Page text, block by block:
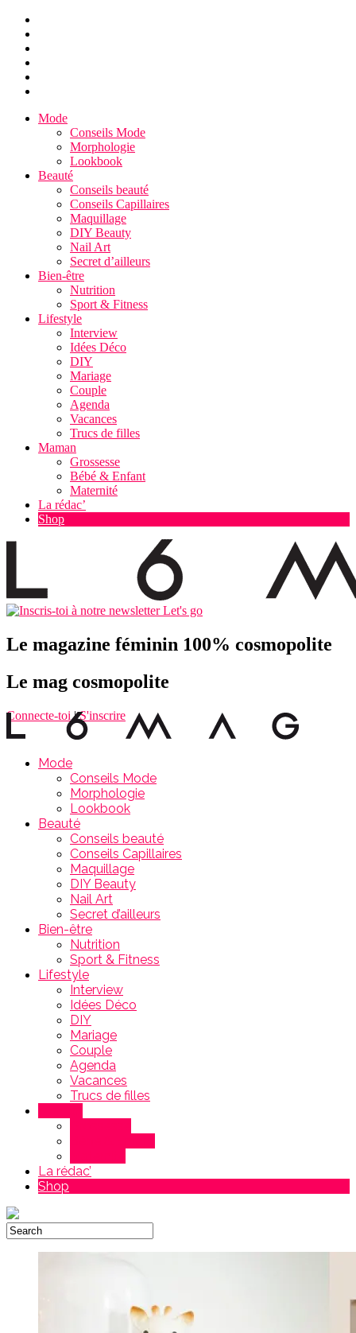
Mode
Conseils Mode
Morphologie
Lookbook
Beauté
Conseils beauté
Conseils Capillaires
Maquillage
DIY Beauty
Nail Art
Secret d’ailleurs
Bien-être
Nutrition
Sport & Fitness
Lifestyle
Interview
Idées Déco
DIY
Mariage
Couple
Agenda
Vacances
Trucs de filles
Maman
Grossesse
Bébé & Enfant
Maternité
La rédac’
Shop
Let's go
Le magazine féminin 100% cosmopolite
Le mag cosmopolite
Connecte-toi|S'inscrire
Mode
Conseils Mode
Morphologie
Lookbook
Beauté
Conseils beauté
Conseils Capillaires
Maquillage
DIY Beauty
Nail Art
Secret d’ailleurs
Bien-être
Nutrition
Sport & Fitness
Lifestyle
Interview
Idées Déco
DIY
Mariage
Couple
Agenda
Vacances
Trucs de filles
La rédac’
Shop